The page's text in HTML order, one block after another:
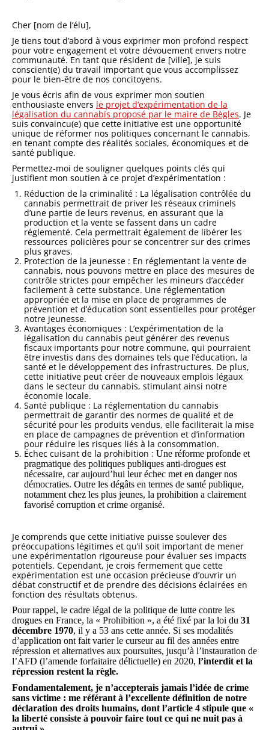
Cher [nom de l’élu],
Je tiens tout d’abord à vous exprimer mon profond respect
pour votre engagement et votre dévouement envers notre
communauté. En tant que résident de [ville], je suis
conscient(e) du travail important que vous accomplissez
pour le bien-être de nos concitoyens.
Je vous écris afin de vous exprimer mon soutien
enthousiaste envers le projet d’expérimentation de la
légalisation du cannabis proposé par le maire de Bègles. Je
suis convaincu(e) que cette initiative est une opportunité
unique de réformer nos politiques concernant le cannabis,
en tenant compte des réalités sociales, économiques et de
santé publique.
Permettez-moi de souligner quelques points clés qui
justifient mon soutien à ce projet d’expérimentation :
Réduction de la criminalité : La légalisation contrôlée du
cannabis permettrait de priver les réseaux criminels
d’une partie de leurs revenus, en assurant que la
production et la vente se fassent dans un cadre
réglementé. Cela permettrait également de libérer les
ressources policières pour se concentrer sur des crimes
plus graves.
Protection de la jeunesse : En réglementant la vente de
cannabis, nous pouvons mettre en place des mesures de
contrôle strictes pour empêcher les mineurs d’accéder
facilement à cette substance. Une réglementation
appropriée et la mise en place de programmes de
prévention et d’éducation sont essentielles pour protéger
notre jeunesse.
Avantages économiques : L’expérimentation de la
légalisation du cannabis peut générer des revenus
fiscaux importants pour notre commune, qui pourraient
être investis dans des domaines tels que l’éducation, la
santé et le développement des infrastructures. De plus,
cette initiative peut créer de nouveaux emplois légaux
dans le secteur du cannabis, stimulant ainsi notre
économie locale.
Santé publique : La réglementation du cannabis
permettrait de garantir des normes de qualité et de
sécurité pour les produits vendus, elle faciliterait la mise
en place de campagnes de prévention et d’information
pour réduire les risques liés à la consommation.
Échec cuisant de la prohibition : Une réforme profonde et
pragmatique des politiques publiques anti-drogues est
nécessaire, car aujourd’hui leur échec met en danger nos
démocraties. Outre les dégâts en termes de santé publique,
notamment chez les plus jeunes, la prohibition a clairement
favorisé corruption et crime organisé.
Je comprends que cette initiative puisse soulever des
préoccupations légitimes et qu’il soit important de mener
une expérimentation rigoureuse pour évaluer ses impacts
potentiels. Cependant, je crois fermement que cette
expérimentation est une occasion précieuse d’ouvrir un
débat constructif et de prendre des décisions éclairées en
fonction des résultats obtenus.
Pour rappel, le cadre légal de la politique de lutte contre les
drogues en France, la « Prohibition », a été fixé par la loi du 31
décembre 1970, il y a 53 ans cette année. Si ses modalités
d’application ont fait varier le curseur au fil des années entre
répression et alternatives aux poursuites, jusqu’à l’instauration de
l’AFD (l’amende forfaitaire délictuelle) en 2020, l’interdit et la
répression restent la règle.
Fondamentalement, je n’accepterais jamais l’idée de crime
sans victime : me référant à l’excellente définition de notre
déclaration des droits humains, dont l’article 4 stipule que «
la liberté consiste à pouvoir faire tout ce qui ne nuit pas à